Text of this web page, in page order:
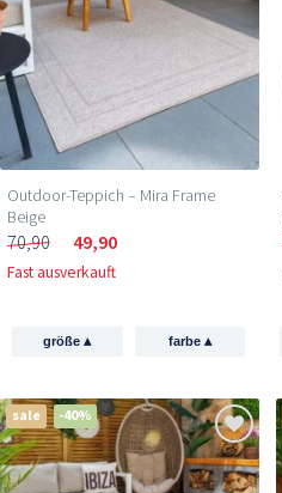
Outdoor-Teppich – Mira Frame
Beige
70,90 49,90
Fast ausverkauft
größe▴ farbe ▴
sale -40%